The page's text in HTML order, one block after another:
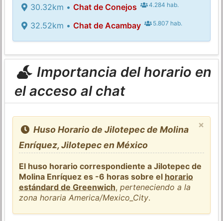
30.32km • Chat de Conejos 4.284 hab.
32.52km • Chat de Acambay 5.807 hab.
Importancia del horario en
el acceso al chat
×
Huso Horario de Jilotepec de Molina
Enríquez, Jilotepec en México
El huso horario correspondiente a Jilotepec de
Molina Enríquez es -6 horas sobre el horario
estándard de Greenwich,perteneciendo a la
zona horaria America/Mexico_City.